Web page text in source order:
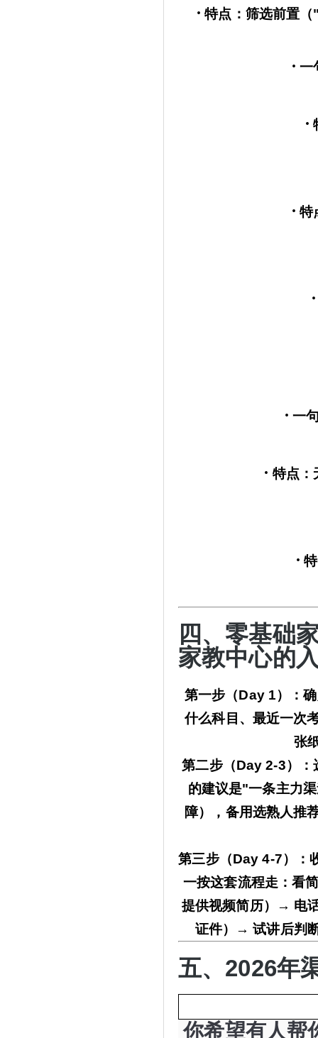
· 特点：筛选前置（
· 一
·
· 特
·
· 一
· 特点：
·
四、零基础
家教中心的
第一步（Day 1）：
什么科目、最近一次
张
第二步（Day 2-3）：
的建议是"一条主力
障），备用选熟人推
第三步（Day 4-7）：
一按这套流程走：看
提供视频简历）
→ 电
证件）→ 试讲后判
五、 2026年
你希望有人帮